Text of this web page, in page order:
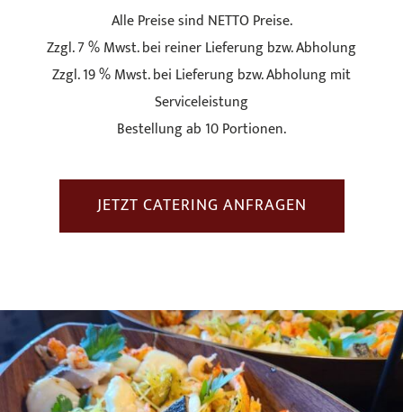
Alle Preise sind NETTO Preise.
Zzgl. 7 % Mwst. bei reiner Lieferung bzw. Abholung
Zzgl. 19 % Mwst. bei Lieferung bzw. Abholung mit
Serviceleistung
Bestellung ab 10 Portionen.
JETZT CATERING ANFRAGEN